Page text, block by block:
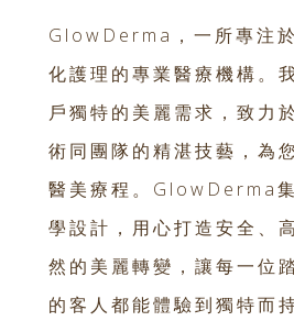
GlowDerma，一所專注
化護理的專業醫療機構。
戶獨特的美麗需求，致力
術同團隊的精湛技藝，為
醫美療程。GlowDerma
學設計，用心打造安全、
然的美麗轉變，讓每一位
的客人都能體驗到獨特而